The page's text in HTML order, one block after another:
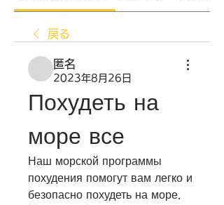
戻る
匿名
2023年8月26日
Похудеть на
море все
Наш морской программы
похудения помогут вам легко и
безопасно похудеть на море.